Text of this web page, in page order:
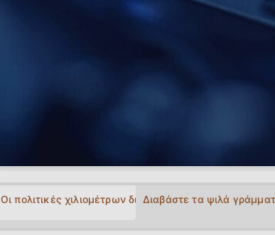
Οι πολιτικές χιλιομέτρων διαφέρουν από εταιρεία σε
Διαβάστε τα ψιλά